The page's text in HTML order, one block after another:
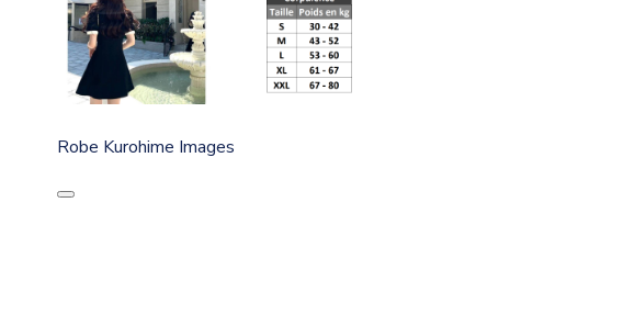
Robe Kurohime Images